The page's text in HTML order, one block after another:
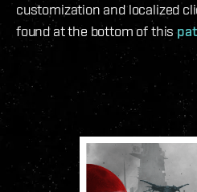
customization and localized
found at the bottom of this